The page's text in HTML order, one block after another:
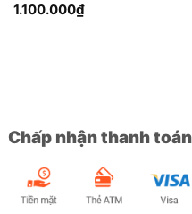
1.100.000₫
Chấp nhận thanh